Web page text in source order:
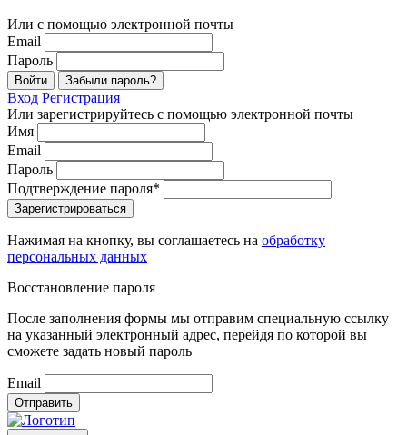
Или с помощью электронной почты
Email
Пароль
Войти Забыли пароль?
Вход Регистрация
Или зарегистрируйтесь с помощью электронной почты
Имя
Email
Пароль
Подтверждение пароля*
Зарегистрироваться
Нажимая на кнопку, вы соглашаетесь на обработку
персональных данных
Восстановление пароля
После заполнения формы мы отправим специальную ссылку
на указанный электронный адрес, перейдя по которой вы
сможете задать новый пароль
Email
Отправить